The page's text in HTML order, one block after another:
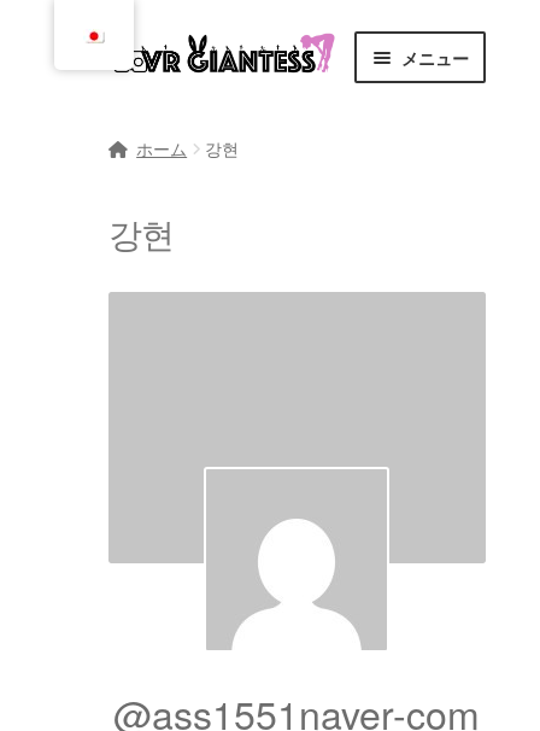
ビ
ー
シ
ン
に
ス
ン
ン
ツ
ス
キ
ッ
メニュー
チェックアウト
ダッシュボード
ホーム 강현
강현
@ass1551naver-com